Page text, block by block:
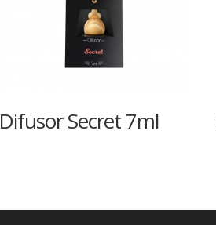
Difusor Secret 7ml